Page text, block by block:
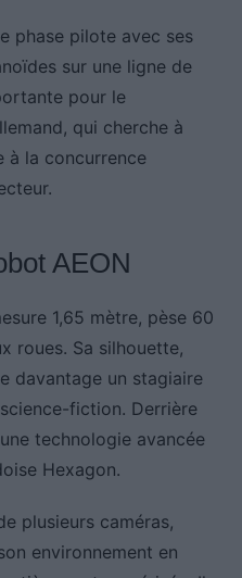
phase pilote avec ses
sur une ligne de
pour le
qui cherche à
à la concurrence
AEON
1,65 mètre, pèse 60
roues. Sa silhouette,
davantage un stagiaire
fiction. Derrière
technologie avancée
Hexagon.
plusieurs caméras,
environnement en